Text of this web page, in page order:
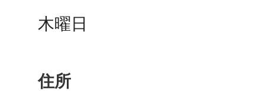
木曜日
住所